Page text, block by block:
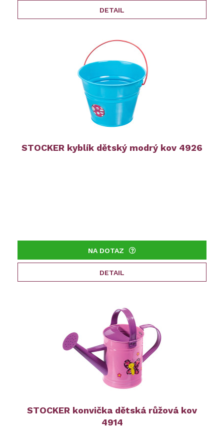
DETAIL
STOCKER kyblík dětský modrý kov 4926
NA DOTAZ
DETAIL
STOCKER konvička dětská růžová kov
4914